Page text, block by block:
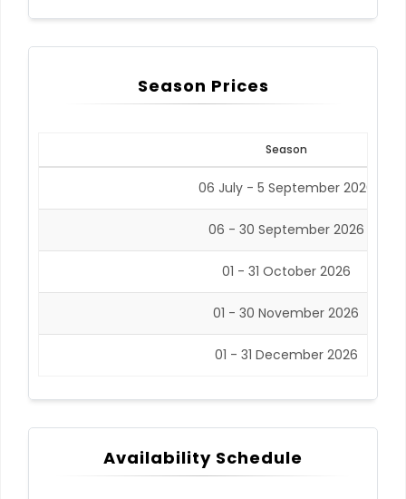
Season Prices
Season
06 July - 5 September 2026
06 - 30 September 2026
01 - 31 October 2026
01 - 30 November 2026
01 - 31 December 2026
Availability Schedule